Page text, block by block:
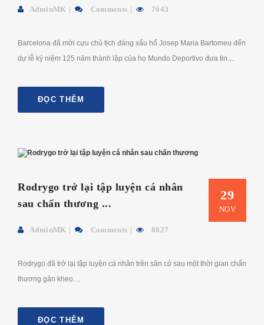
AdminMK Comments 7643
Barcelona đã mời cựu chủ tịch đáng xấu hổ Josep Maria Bartomeu đến
dự lễ kỷ niệm 125 năm thành lập của họ Mundo Deportivo đưa tin....
ĐỌC THÊM
29
NOV
Rodrygo trở lại tập luyện cá nhân
sau chấn thương ...
AdminMK Comments 8027
Rodrygo đã trở lại tập luyện cá nhân trên sân cỏ sau một thời gian chấn
thương gân kheo....
ĐỌC THÊM